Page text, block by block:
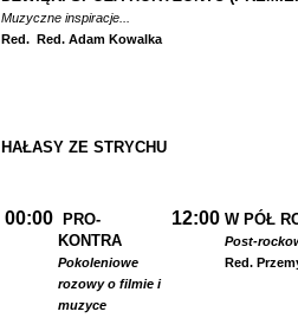
Muzyczne inspiracje...
Red. Red. Adam Kowalka
HAŁASY ZE STRYCHU
00:00
PRO-
KONTRA
Pokoleniowe
rozowy o filmie i
muzyce
12:00 W PÓŁ
Post-
Red.